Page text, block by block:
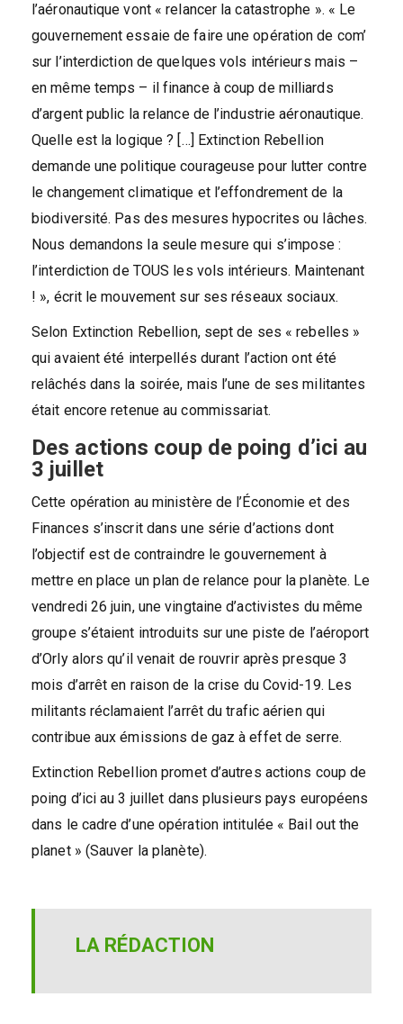
l’aéronautique vont « relancer la catastrophe ». « Le
gouvernement essaie de faire une opération de com’
sur l’interdiction de quelques vols intérieurs mais –
en même temps – il finance à coup de milliards
d’argent public la relance de l’industrie aéronautique.
Quelle est la logique ? […] Extinction Rebellion
demande une politique courageuse pour lutter contre
le changement climatique et l’effondrement de la
biodiversité. Pas des mesures hypocrites ou lâches.
Nous demandons la seule mesure qui s’impose :
l’interdiction de TOUS les vols intérieurs. Maintenant
! », écrit le mouvement sur ses réseaux sociaux.
Selon Extinction Rebellion, sept de ses « rebelles »
qui avaient été interpellés durant l’action ont été
relâchés dans la soirée, mais l’une de ses militantes
était encore retenue au commissariat.
Des actions coup de poing d’ici au
3 juillet
Cette opération au ministère de l’Économie et des
Finances s’inscrit dans une série d’actions dont
l’objectif est de contraindre le gouvernement à
mettre en place un plan de relance pour la planète. Le
vendredi 26 juin, une vingtaine d’activistes du même
groupe s’étaient introduits sur une piste de l’aéroport
d’Orly alors qu’il venait de rouvrir après presque 3
mois d’arrêt en raison de la crise du Covid-19. Les
militants réclamaient l’arrêt du trafic aérien qui
contribue aux émissions de gaz à effet de serre.
Extinction Rebellion promet d’autres actions coup de
poing d’ici au 3 juillet dans plusieurs pays européens
dans le cadre d’une opération intitulée « Bail out the
planet » (Sauver la planète).
LA RÉDACTION